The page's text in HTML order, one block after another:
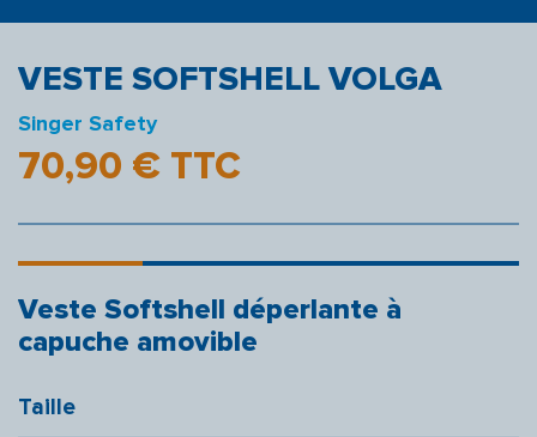
VESTE SOFTSHELL VOLGA
Singer Safety
70,90 € TTC
Veste Softshell déperlante à
capuche amovible
Taille